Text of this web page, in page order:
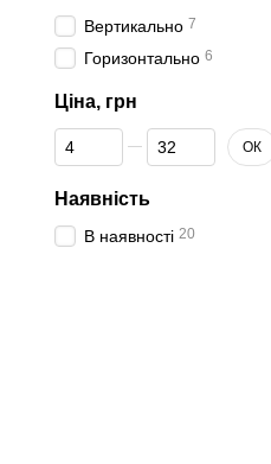
Вертикально 7
Горизонтально 6
Ціна, грн
Від Ціна, грн
До Ціна, грн ОК
Наявність
В наявності 20